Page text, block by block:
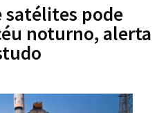
satélites pode
noturno, alerta